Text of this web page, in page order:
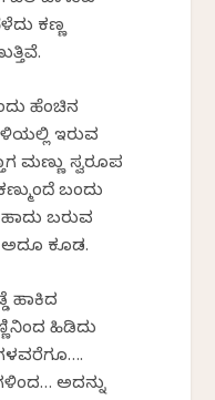
ಕಣ್ಣ
ಹೆಂಚಿನ
ಇರುವ
ಮಣ್ಣು ಸ್ವರೂಪ
ಬಂದು
ಬರುವ
ಅದೂ ಕೂಡ.
ಹಾಕಿದ
ಹಿಡಿದು
ಅದನ್ನು